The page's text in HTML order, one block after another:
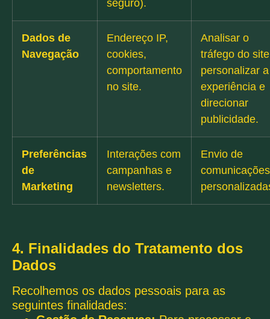
seguro).
Dados de
Navegação
Endereço IP,
cookies,
comportamento
no site.
Analisar o
tráfego do
personalizar a
experiência e
direcionar
publicidade.
Preferências
de
Marketing
Interações com
campanhas e
newsletters.
Envio de
comunicações
4. Finalidades do Tratamento dos
Dados
Recolhemos os dados pessoais para as
seguintes finalidades: